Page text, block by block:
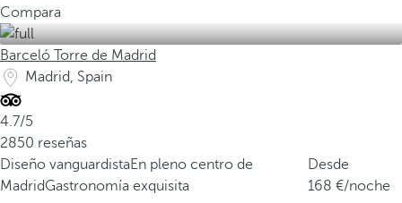
Compara
Barceló Torre de Madrid
Madrid, Spain
4.7/5
2850 reseñas
Diseño vanguardistaEn pleno centro de
MadridGastronomía exquisita
Desde
168
/noche